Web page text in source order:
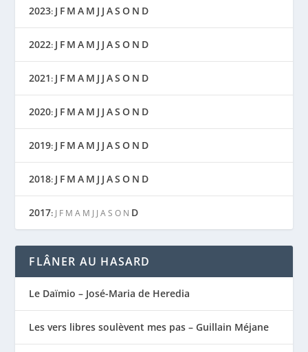
2023: J F M A M J J AS O N D
2022: J F M A M J J AS O N D
2021: J F M A M J J AS O N D
2020: J F M A M J J AS O N D
2019: J F M A M J J AS O N D
2018: J F M A M J J AS O N D
2017: J F M A M J J A S O N D
FLÂNER AU HASARD
Le Daïmio – José-Maria de Heredia
Les vers libres soulèvent mes pas – Guillain Méjane